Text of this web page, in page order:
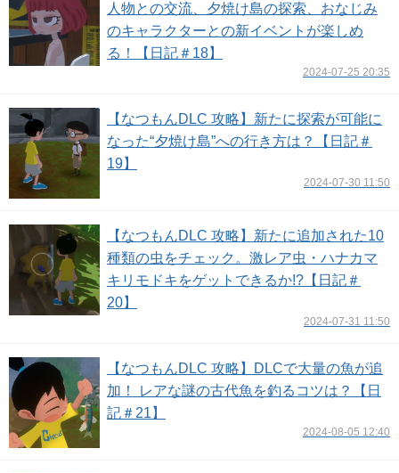
人物との交流、夕焼け島の探索、おなじみ
のキャラクターとの新イベントが楽しめ
る！【日記＃18】
2024-07-25 20:35
【なつもんDLC 攻略】新たに探索が可能に
なった“夕焼け島”への行き方は？【日記＃
19】
2024-07-30 11:50
【なつもんDLC 攻略】新たに追加された10
種類の虫をチェック。激レア虫・ハナカマ
キリモドキをゲットできるか!?【日記＃
20】
2024-07-31 11:50
【なつもんDLC 攻略】DLCで大量の魚が追
加！ レアな謎の古代魚を釣るコツは？【日
記＃21】
2024-08-05 12:40